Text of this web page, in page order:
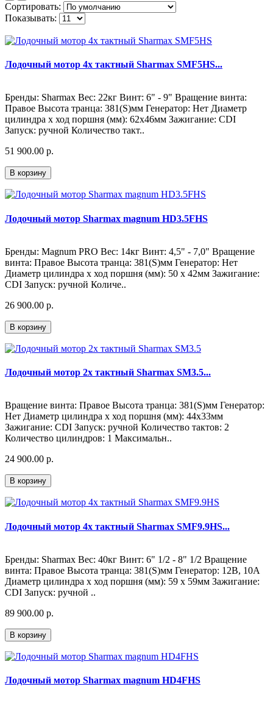
Сортировать:
Показывать:
Лодочный мотор 4х тактный Sharmax SMF5HS...
Бренды: Sharmax Вес: 22кг Винт: 6" - 9" Вращение винта:
Правое Высота транца: 381(S)мм Генератор: Нет Диаметр
цилиндра х ход поршня (мм): 62x46мм Зажигание: CDI
Запуск: ручной Количество такт..
51 900.00 р.
В корзину
Лодочный мотор Sharmax magnum HD3.5FHS
Бренды: Magnum PRO Вес: 14кг Винт: 4,5" - 7,0" Вращение
винта: Правое Высота транца: 381(S)мм Генератор: Нет
Диаметр цилиндра х ход поршня (мм): 50 x 42мм Зажигание:
CDI Запуск: ручной Количе..
26 900.00 р.
В корзину
Лодочный мотор 2х тактный Sharmax SM3.5...
Вращение винта: Правое Высота транца: 381(S)мм Генератор:
Нет Диаметр цилиндра х ход поршня (мм): 44х33мм
Зажигание: CDI Запуск: ручной Количество тактов: 2
Количество цилиндров: 1 Максимальн..
24 900.00 р.
В корзину
Лодочный мотор 4х тактный Sharmax SMF9.9HS...
Бренды: Sharmax Вес: 40кг Винт: 6" 1/2 - 8" 1/2 Вращение
винта: Правое Высота транца: 381(S)мм Генератор: 12В, 10А
Диаметр цилиндра х ход поршня (мм): 59 x 59мм Зажигание:
CDI Запуск: ручной ..
89 900.00 р.
В корзину
Лодочный мотор Sharmax magnum HD4FHS